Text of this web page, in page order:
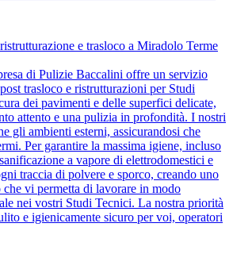
e trasloco a Miradolo Terme
di Pulizie Baccalini offre un servizio
trasloco e ristrutturazioni per Studi
dei pavimenti e delle superfici delicate,
attento e una pulizia in profondità. I nostri
gli ambienti esterni, assicurandosi che
Per garantire la massima igiene, incluso
a vapore di elettrodomestici e
traccia di polvere e sporco, creando uno
vi permetta di lavorare in modo
nei vostri Studi Tecnici. La nostra priorità
e igienicamente sicuro per voi, operatori